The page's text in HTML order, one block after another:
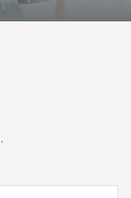
.
met de